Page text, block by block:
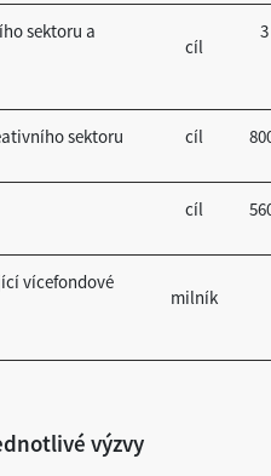
sektoru a
cíl
sektoru cíl
cíl
vícefondové
milník
výzvy